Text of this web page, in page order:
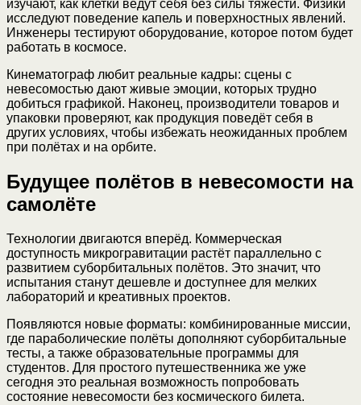
изучают, как клетки ведут себя без силы тяжести. Физики
исследуют поведение капель и поверхностных явлений.
Инженеры тестируют оборудование, которое потом будет
работать в космосе.
Кинематограф любит реальные кадры: сцены с
невесомостью дают живые эмоции, которых трудно
добиться графикой. Наконец, производители товаров и
упаковки проверяют, как продукция поведёт себя в
других условиях, чтобы избежать неожиданных проблем
при полётах и на орбите.
Будущее полётов в невесомости на
самолёте
Технологии двигаются вперёд. Коммерческая
доступность микрогравитации растёт параллельно с
развитием суборбитальных полётов. Это значит, что
испытания станут дешевле и доступнее для мелких
лабораторий и креативных проектов.
Появляются новые форматы: комбинированные миссии,
где параболические полёты дополняют суборбитальные
тесты, а также образовательные программы для
студентов. Для простого путешественника же уже
сегодня это реальная возможность попробовать
состояние невесомости без космического билета.